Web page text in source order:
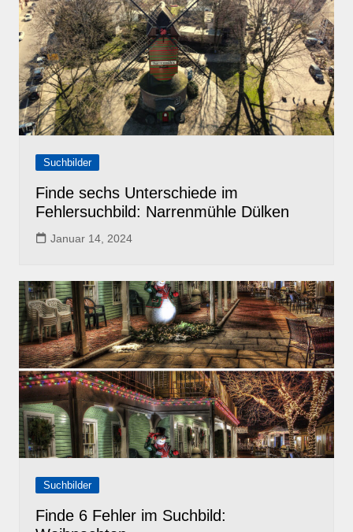
Suchbilder
Finde sechs Unterschiede im
Fehlersuchbild: Narrenmühle Dülken
Januar 14, 2024
Suchbilder
Finde 6 Fehler im Suchbild: